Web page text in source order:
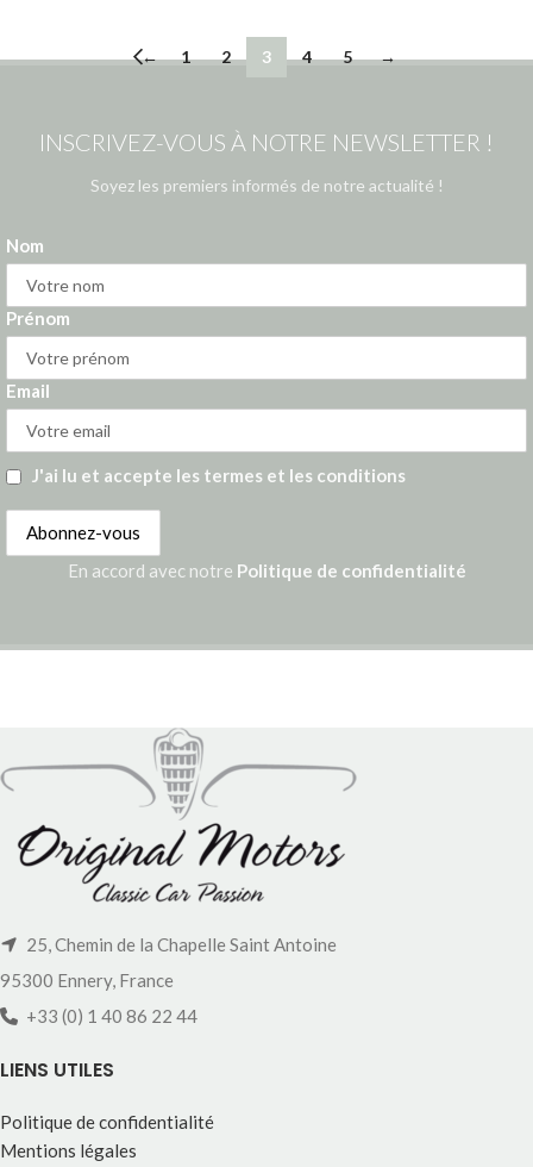
← 1 2 3 4 5 →
INSCRIVEZ-VOUS À NOTRE NEWSLETTER !
Soyez les premiers informés de notre actualité !
Nom
Prénom
Email
J'ai lu et accepte les termes et les conditions
En accord avec notre Politique de confidentialité
25, Chemin de la Chapelle Saint Antoine
95300 Ennery, France
+33 (0) 1 40 86 22 44
LIENS UTILES
Politique de confidentialité
Mentions légales